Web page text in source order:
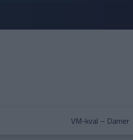
VM-kval – Damer